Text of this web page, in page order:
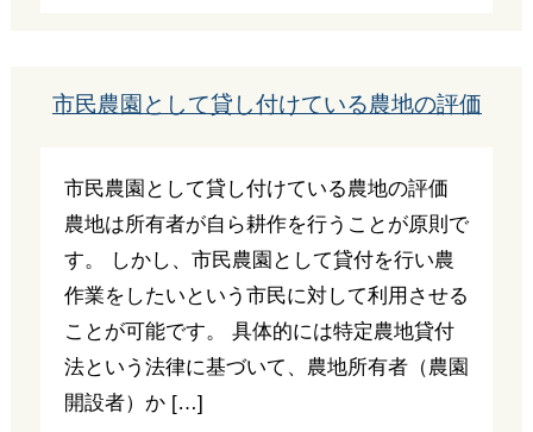
市民農園として貸し付けている農地の評価
市民農園として貸し付けている農地の評価
農地は所有者が自ら耕作を行うことが原則で
す。 しかし、市民農園として貸付を行い農
作業をしたいという市民に対して利用させる
ことが可能です。 具体的には特定農地貸付
法という法律に基づいて、農地所有者（農園
開設者）か […]